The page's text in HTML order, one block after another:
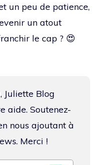
un peu de patience,
un atout
le cap ? 😍
Juliette Blog
aide. Soutenez-
nous ajoutant à
Merci !